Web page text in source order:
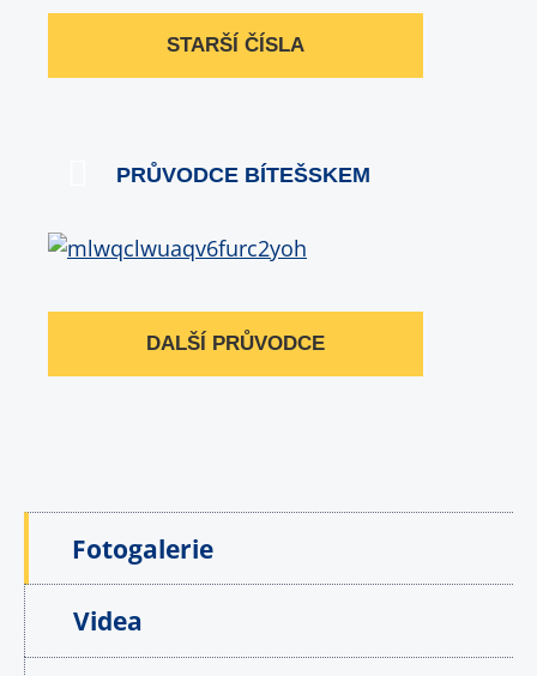
STARŠÍ ČÍSLA
PRŮVODCE BÍTEŠSKEM
DALŠÍ PRŮVODCE
Fotogalerie
Videa